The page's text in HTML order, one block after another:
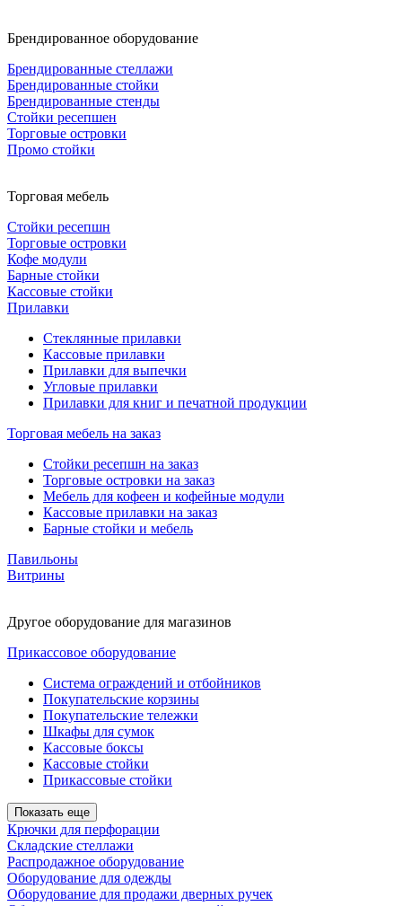
Брендированное оборудование
Брендированные стеллажи
Брендированные стойки
Брендированные стенды
Стойки ресепшен
Торговые островки
Промо стойки
Торговая мебель
Стойки ресепшн
Торговые островки
Кофе модули
Барные стойки
Кассовые стойки
Прилавки
Стеклянные прилавки
Кассовые прилавки
Прилавки для выпечки
Угловые прилавки
Прилавки для книг и печатной продукции
Торговая мебель на заказ
Стойки ресепшн на заказ
Торговые островки на заказ
Мебель для кофеен и кофейные модули
Кассовые прилавки на заказ
Барные стойки и мебель
Павильоны
Витрины
Другое оборудование для магазинов
Прикассовое оборудование
Система ограждений и отбойников
Покупательские корзины
Покупательские тележки
Шкафы для сумок
Кассовые боксы
Кассовые стойки
Прикассовые стойки
Показать еще
Крючки для перфорации
Складские стеллажи
Распродажное оборудование
Оборудование для одежды
Оборудование для продажи дверных ручек